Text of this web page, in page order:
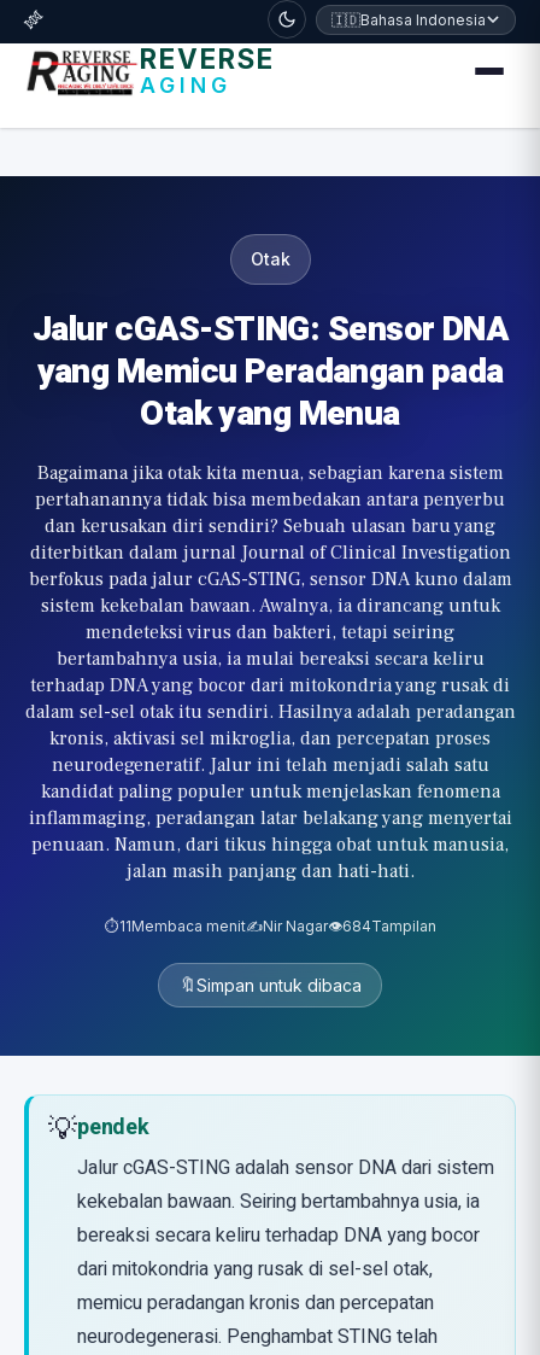
דלג לתוכן הראשי
🧬 🇮🇩Bahasa Indonesia
REVERSE
AGING
Otak
Jalur cGAS-STING: Sensor DNA
yang Memicu Peradangan pada
Otak yang Menua
Bagaimana jika otak kita menua, sebagian karena sistem
pertahanannya tidak bisa membedakan antara penyerbu
dan kerusakan diri sendiri? Sebuah ulasan baru yang
diterbitkan dalam jurnal Journal of Clinical Investigation
berfokus pada jalur cGAS-STING, sensor DNA kuno dalam
sistem kekebalan bawaan. Awalnya, ia dirancang untuk
mendeteksi virus dan bakteri, tetapi seiring
bertambahnya usia, ia mulai bereaksi secara keliru
terhadap DNA yang bocor dari mitokondria yang rusak di
dalam sel-sel otak itu sendiri. Hasilnya adalah peradangan
kronis, aktivasi sel mikroglia, dan percepatan proses
neurodegeneratif. Jalur ini telah menjadi salah satu
kandidat paling populer untuk menjelaskan fenomena
inflammaging, peradangan latar belakang yang menyertai
penuaan. Namun, dari tikus hingga obat untuk manusia,
jalan masih panjang dan hati-hati.
⏱️11Membaca menit✍️Nir Nagar👁️684Tampilan
🔖Simpan untuk dibaca
💡pendek
Jalur cGAS-STING adalah sensor DNA dari sistem
kekebalan bawaan. Seiring bertambahnya usia, ia
bereaksi secara keliru terhadap DNA yang bocor
dari mitokondria yang rusak di sel-sel otak,
memicu peradangan kronis dan percepatan
neurodegenerasi. Penghambat STING telah